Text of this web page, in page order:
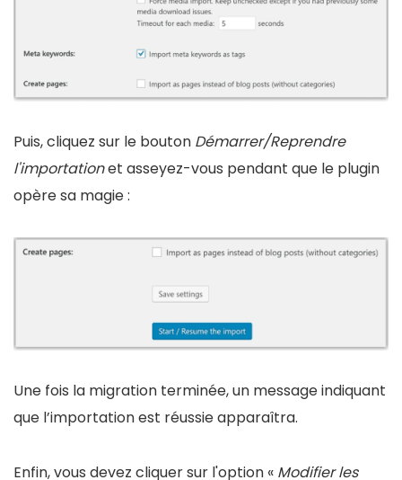
Puis, cliquez sur le bouton Démarrer/Reprendre
l'importationet asseyez-vous pendant que le plugin
opère sa magie :
Une fois la migration terminée, un message indiquant
que l’importation est réussie apparaîtra.
Enfin, vous devez cliquer sur l'option « Modifier les